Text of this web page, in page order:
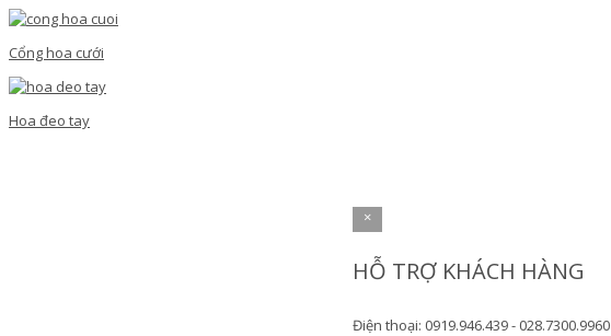
Cổng hoa cưới
Hoa đeo tay
×
HỖ TRỢ KHÁCH HÀNG
Điện thoại: 0919.946.439 - 028.7300.9960